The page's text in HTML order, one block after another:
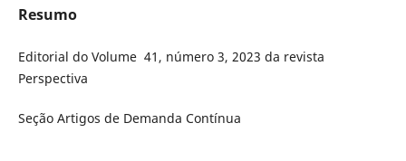
Resumo
Editorial do Volume 41, número 3, 2023 da revista
Perspectiva
Seção Artigos de Demanda Contínua